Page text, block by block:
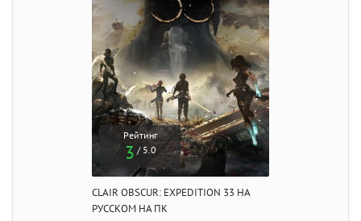
Рейтинг
3 / 5.0
CLAIR OBSCUR: EXPEDITION 33 НА
РУССКОМ НА ПК